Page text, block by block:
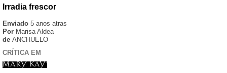
Irradia frescor
Enviado 5 anos atras
Por Marisa Aldea
de ANCHUELO
CRÍTICA EM